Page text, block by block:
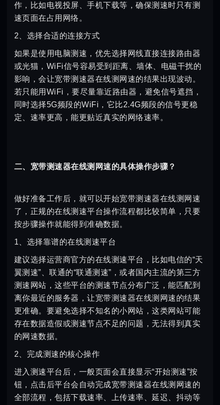
作，比如电视投屏、手机下载等，确保测速时只有测
速页面在占用网络。
2、选择合适的连接方式
如果是使用电脑测速，优先选择网线直接连接路由器
或光猫，WiFi信号容易受到距离、墙体、电磁干扰的
影响，会让宽带测速器在线测网速的结果出现波动。
若只能用WiFi，要尽量靠近路由器，避免信号遮挡，
同时选择5G频段的WiFi，它比2.4G频段的信号更稳
定、速率更高，能更贴近真实的网络速率。
二、宽带测速器在线测网速的具体操作步骤？
做好准备工作后，就可以开始宽带测速器在线测网速
了，正规的在线测速平台操作流程都比较简单，只要
按步骤操作就能得到准确数据。
1、选择靠谱的在线测速平台
建议选择运营商官方的在线测速平台，比如电信的“天
翼测速”、联通的“联通测速”，或者国内主流的第三方
测速网站，这些平台的测速节点分布广泛，能匹配到
离你最近的服务器，让宽带测速器在线测网速的结果
更准确。要避免选择不知名的小网站，这类网站可能
存在数据造假或测速节点不足的问题，无法得到真实
的网速数据。
2、完成测速的核心操作
进入测速平台后，一般页面会直接显示“开始测速”按
钮，点击后平台会自动完成宽带测速器在线测网速的
全部流程，包括下载速率、上传速率、延迟、抖动等